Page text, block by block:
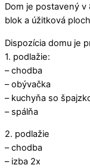
Dom je postavený
blok a úžitková
Dispozícia domu je
1. podlažie:
– chodba
– obývačka
– kuchyňa so
– spálňa
2. podlažie
– chodba
– izba 2x